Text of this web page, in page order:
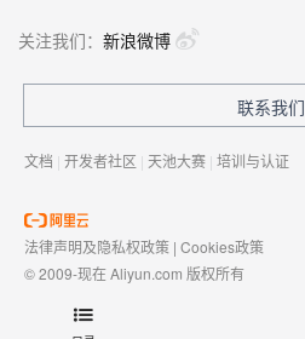
关注我们： 新浪微博
联系我们
文档 | 开发者社区 | 天池大赛 | 培训与认证
法律声明及隐私权政策 | Cookies政策
© 2009-现在 Aliyun.com 版权所有
域名注册服务机构许可：